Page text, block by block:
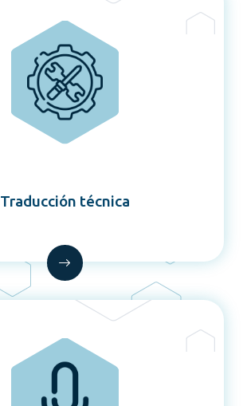
Traducción técnica